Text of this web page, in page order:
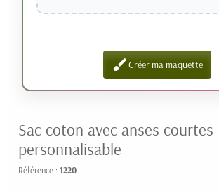
brushCréer ma maquette
Sac coton avec anses courtes
personnalisable
Référence : 1220